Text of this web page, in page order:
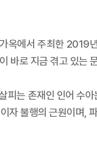
옥에서 주최한
바로 지금 겪고 있
는 존재인 인어 수
불행의 근원이며,